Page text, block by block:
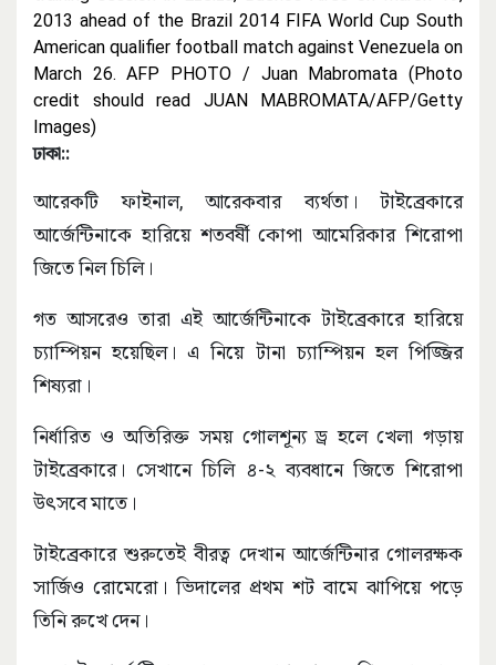
ঢাকা::
আরেকটি ফাইনাল, আরেকবার ব্যর্থতা। টাইব্রেকারে
আর্জেন্টিনাকে হারিয়ে শতবর্ষী কোপা আমেরিকার শিরোপা
জিতে নিল চিলি।
গত আসরেও তারা এই আর্জেন্টিনাকে টাইব্রেকারে হারিয়ে
চ্যাম্পিয়ন হয়েছিল। এ নিয়ে টানা চ্যাম্পিয়ন হল পিজ্জির
শিষ্যরা।
নির্ধারিত ও অতিরিক্ত সময় গোলশূন্য ড্র হলে খেলা গড়ায়
টাইব্রেকারে। সেখানে চিলি ৪-২ ব্যবধানে জিতে শিরোপা
উৎসবে মাতে।
টাইব্রেকারে শুরুতেই বীরত্ব দেখান আর্জেন্টিনার গোলরক্ষক
সার্জিও রোমেরো। ভিদালের প্রথম শট বামে ঝাপিয়ে পড়ে
তিনি রুখে দেন।